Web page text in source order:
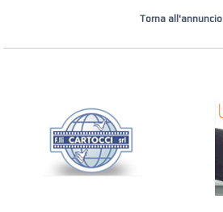
Torna all'annuncio